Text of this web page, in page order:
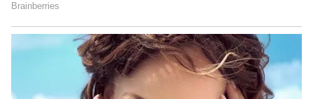
நல்ல நேரம் :
காலை: 6.30 முதல் 7.30 வரை